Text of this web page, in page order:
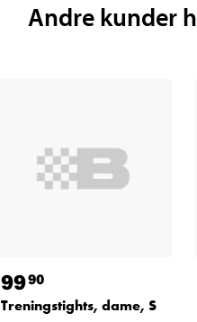
Andre kunder
9990
Treningstights, dame, S